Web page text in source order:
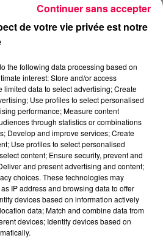
APERO-QUIZZ.mp3
de votre vie privée est notre
the following data processing based on
interest: Store and/or access
limited data to select advertising; Create
Use profiles to select personalised
performance; Measure content
through statistics or combinations
Develop and improve services; Create
Use profiles to select personalised
content; Ensure security, prevent and
and present advertising and content;
choices. These technologies may
IP address and browsing data to offer
devices based on information actively
data; Match and combine data from
devices; Identify devices based on
Continuer sans accepter